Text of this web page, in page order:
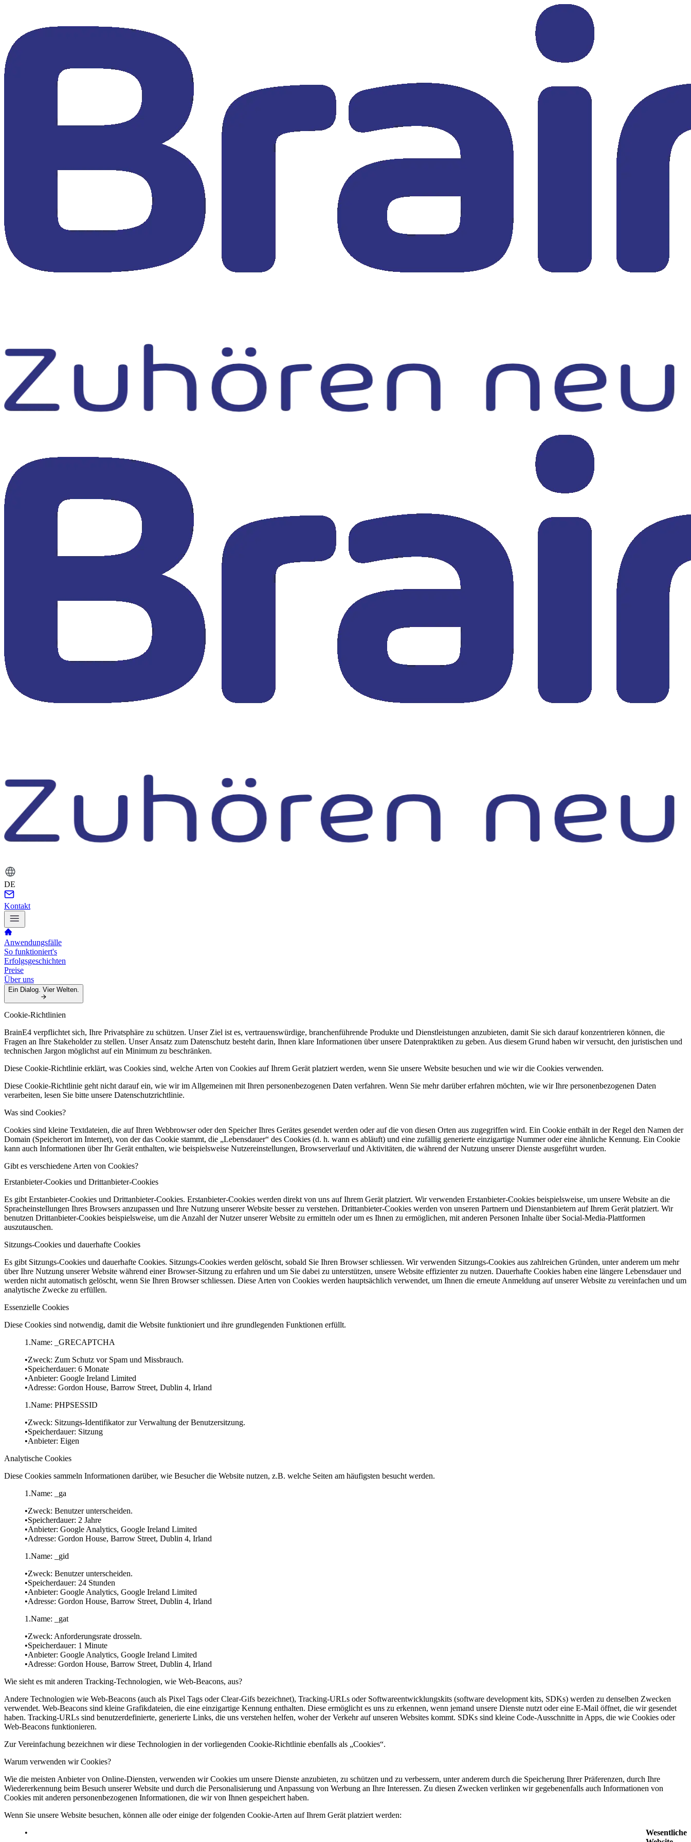
DE
Kontakt
Anwendungsfälle
So funktioniert's
Erfolgsgeschichten
Preise
Über uns
Ein Dialog. Vier Welten.
Cookie-Richtlinien
BrainE4 verpflichtet sich, Ihre Privatsphäre zu schützen. Unser Ziel ist es, vertrauenswürdige, branchenführende Produkte und Dienstleistungen anzubieten, damit Sie sich darauf konzentrieren können, die
Fragen an Ihre Stakeholder zu stellen. Unser Ansatz zum Datenschutz besteht darin, Ihnen klare Informationen über unsere Datenpraktiken zu geben. Aus diesem Grund haben wir versucht, den juristischen und
technischen Jargon möglichst auf ein Minimum zu beschränken.
Diese Cookie-Richtlinie erklärt, was Cookies sind, welche Arten von Cookies auf Ihrem Gerät platziert werden, wenn Sie unsere Website besuchen und wie wir die Cookies verwenden.
Diese Cookie-Richtlinie geht nicht darauf ein, wie wir im Allgemeinen mit Ihren personenbezogenen Daten verfahren. Wenn Sie mehr darüber erfahren möchten, wie wir Ihre personenbezogenen Daten
verarbeiten, lesen Sie bitte unsere Datenschutzrichtlinie.
Was sind Cookies?
Cookies sind kleine Textdateien, die auf Ihren Webbrowser oder den Speicher Ihres Gerätes gesendet werden oder auf die von diesen Orten aus zugegriffen wird. Ein Cookie enthält in der Regel den Namen der
Domain (Speicherort im Internet), von der das Cookie stammt, die „Lebensdauer“ des Cookies (d. h. wann es abläuft) und eine zufällig generierte einzigartige Nummer oder eine ähnliche Kennung. Ein Cookie
kann auch Informationen über Ihr Gerät enthalten, wie beispielsweise Nutzereinstellungen, Browserverlauf und Aktivitäten, die während der Nutzung unserer Dienste ausgeführt wurden.
Gibt es verschiedene Arten von Cookies?
Erstanbieter-Cookies und Drittanbieter-Cookies
Es gibt Erstanbieter-Cookies und Drittanbieter-Cookies. Erstanbieter-Cookies werden direkt von uns auf Ihrem Gerät platziert. Wir verwenden Erstanbieter-Cookies beispielsweise, um unsere Website an die
Spracheinstellungen Ihres Browsers anzupassen und Ihre Nutzung unserer Website besser zu verstehen. Drittanbieter-Cookies werden von unseren Partnern und Dienstanbietern auf Ihrem Gerät platziert. Wir
benutzen Drittanbieter-Cookies beispielsweise, um die Anzahl der Nutzer unserer Website zu ermitteln oder um es Ihnen zu ermöglichen, mit anderen Personen Inhalte über Social-Media-Plattformen
auszutauschen.
Sitzungs-Cookies und dauerhafte Cookies
Es gibt Sitzungs-Cookies und dauerhafte Cookies. Sitzungs-Cookies werden gelöscht, sobald Sie Ihren Browser schliessen. Wir verwenden Sitzungs-Cookies aus zahlreichen Gründen, unter anderem um mehr
über Ihre Nutzung unserer Website während einer Browser-Sitzung zu erfahren und um Sie dabei zu unterstützen, unsere Website effizienter zu nutzen. Dauerhafte Cookies haben eine längere Lebensdauer und
werden nicht automatisch gelöscht, wenn Sie Ihren Browser schliessen. Diese Arten von Cookies werden hauptsächlich verwendet, um Ihnen die erneute Anmeldung auf unserer Website zu vereinfachen und um
analytische Zwecke zu erfüllen.
Essenzielle Cookies
Diese Cookies sind notwendig, damit die Website funktioniert und ihre grundlegenden Funktionen erfüllt.
Name: _GRECAPTCHA
Zweck: Zum Schutz vor Spam und Missbrauch.
Speicherdauer: 6 Monate
Anbieter: Google Ireland Limited
Adresse: Gordon House, Barrow Street, Dublin 4, Irland
Name: PHPSESSID
Zweck: Sitzungs-Identifikator zur Verwaltung der Benutzersitzung.
Speicherdauer: Sitzung
Anbieter: Eigen
Analytische Cookies
Diese Cookies sammeln Informationen darüber, wie Besucher die Website nutzen, z.B. welche Seiten am häufigsten besucht werden.
Name: _ga
Zweck: Benutzer unterscheiden.
Speicherdauer: 2 Jahre
Anbieter: Google Analytics, Google Ireland Limited
Adresse: Gordon House, Barrow Street, Dublin 4, Irland
Name: _gid
Zweck: Benutzer unterscheiden.
Speicherdauer: 24 Stunden
Anbieter: Google Analytics, Google Ireland Limited
Adresse: Gordon House, Barrow Street, Dublin 4, Irland
Name: _gat
Zweck: Anforderungsrate drosseln.
Speicherdauer: 1 Minute
Anbieter: Google Analytics, Google Ireland Limited
Adresse: Gordon House, Barrow Street, Dublin 4, Irland
Wie sieht es mit anderen Tracking-Technologien, wie Web-Beacons, aus?
Andere Technologien wie Web-Beacons (auch als Pixel Tags oder Clear-Gifs bezeichnet), Tracking-URLs oder Softwareentwicklungskits (software development kits, SDKs) werden zu denselben Zwecken
verwendet. Web-Beacons sind kleine Grafikdateien, die eine einzigartige Kennung enthalten. Diese ermöglicht es uns zu erkennen, wenn jemand unsere Dienste nutzt oder eine E-Mail öffnet, die wir gesendet
haben. Tracking-URLs sind benutzerdefinierte, generierte Links, die uns verstehen helfen, woher der Verkehr auf unseren Websites kommt. SDKs sind kleine Code-Ausschnitte in Apps, die wie Cookies oder
Web-Beacons funktionieren.
Zur Vereinfachung bezeichnen wir diese Technologien in der vorliegenden Cookie-Richtlinie ebenfalls als „Cookies“.
Warum verwenden wir Cookies?
Wie die meisten Anbieter von Online-Diensten, verwenden wir Cookies um unsere Dienste anzubieten, zu schützen und zu verbessern, unter anderem durch die Speicherung Ihrer Präferenzen, durch Ihre
Wiedererkennung beim Besuch unserer Website und durch die Personalisierung und Anpassung von Werbung an Ihre Interessen. Zu diesen Zwecken verlinken wir gegebenenfalls auch Informationen von
Cookies mit anderen personenbezogenen Informationen, die wir von Ihnen gespeichert haben.
Wenn Sie unsere Website besuchen, können alle oder einige der folgenden Cookie-Arten auf Ihrem Gerät platziert werden:
Wesentliche